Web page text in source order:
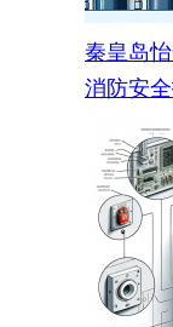
秦皇岛
消防安